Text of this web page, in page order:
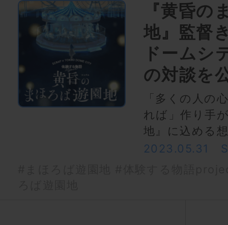
『黄昏の
地』監督
ドームシ
の対談を
「多くの人の
れば」作り手
地』に込める
2023.05.31